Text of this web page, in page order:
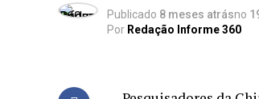
Publicado 8 meses atrásno
Por Redação Informe 360